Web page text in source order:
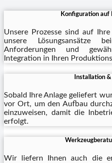
Konfiguration auf
Unsere Prozesse sind auf
unsere Lösungsansätze
Anforderungen und
Integration in Ihren
Installation
Sobald Ihre Anlage geliefert
vor Ort, um den Aufbau
einzuweisen, damit die
erfolgt.
Wir liefern Ihnen auch die